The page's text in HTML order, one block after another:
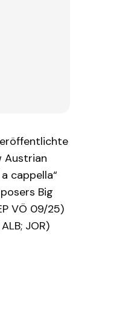
Austrian
cappella“
Big
VÖ 09/25)
JOR)